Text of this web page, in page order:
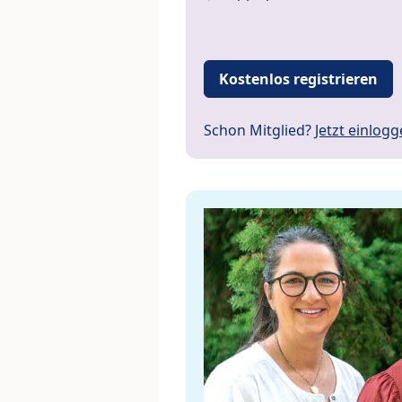
Kostenlos registrieren
Schon Mitglied? Jetzt